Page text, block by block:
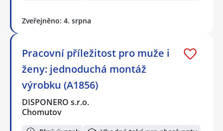
Zveřejněno: 4. srpna
Pracovní příležitost pro muže i
ženy: jednoduchá montáž
výrobku (A1856)
DISPONERO s.r.o.
Chomutov